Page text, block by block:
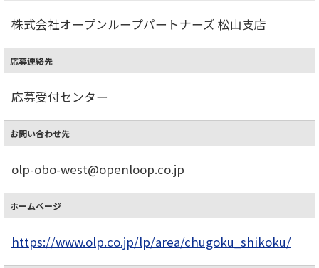
株式会社オープンループパートナーズ 松山支店
応募連絡先
応募受付センター
お問い合わせ先
olp-obo-west@openloop.co.jp
ホームページ
https://www.olp.co.jp/lp/area/chugoku_shikoku/